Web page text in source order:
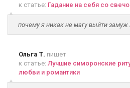
к статье: Гадание на себя со
почему я никак не магу выйти замуж
Ольга Т. пишет
к статье: Лучшие симоронские
любви и романтики